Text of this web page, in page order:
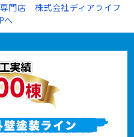
門店 株式会社ディアライフ
へ